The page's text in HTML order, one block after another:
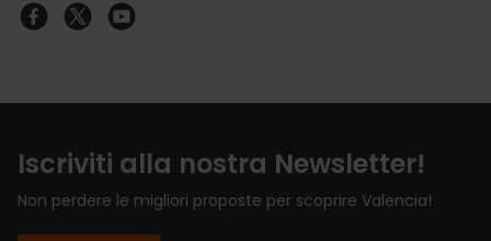
Iscriviti alla nostra Newsletter!
Non perdere le migliori proposte per scoprire Valencia!